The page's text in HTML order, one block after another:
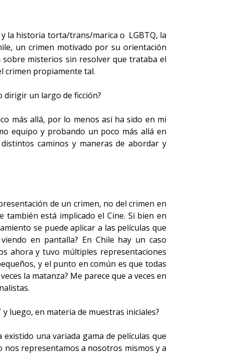
y la historia torta/trans/marica o LGBTQ, la
un crimen motivado por su orientación
misterios sin resolver que trataba el
crimen propiamente tal.
dirigir un largo de ficción?
más allá, por lo menos así ha sido en mi
equipo y probando un poco más allá en
caminos y maneras de abordar y
de un crimen, no del crimen en
está implicado el Cine. Si bien en
se puede aplicar a las películas que
en pantalla? En Chile hay un caso
ahora y tuvo múltiples representaciones
y el punto en común es que todas
la matanza? Me parece que a veces en
luego, en materia de muestras iniciales?
una variada gama de películas que
nos representamos a nosotros mismos y a